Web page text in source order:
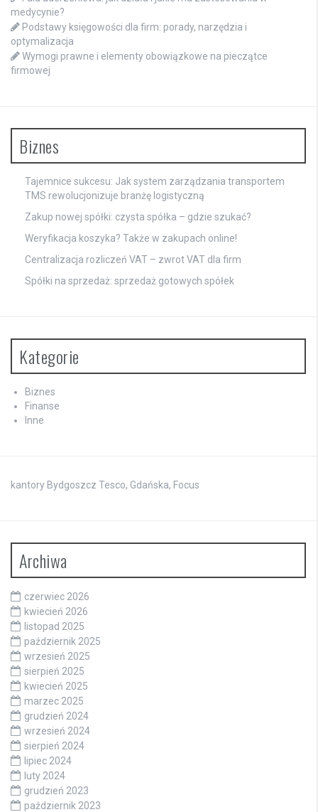
medycynie?
Podstawy księgowości dla firm: porady, narzędzia i
optymalizacja
Wymogi prawne i elementy obowiązkowe na pieczątce
firmowej
Biznes
Tajemnice sukcesu: Jak system zarządzania transportem
TMS rewolucjonizuje branżę logistyczną
Zakup nowej spółki: czysta spółka – gdzie szukać?
Weryfikacja koszyka? Także w zakupach online!
Centralizacja rozliczeń VAT – zwrot VAT dla firm
Spółki na sprzedaż: sprzedaż gotowych spółek
Kategorie
Biznes
Finanse
Inne
kantory Bydgoszcz Tesco, Gdańska, Focus
Archiwa
czerwiec 2026
kwiecień 2026
listopad 2025
październik 2025
wrzesień 2025
sierpień 2025
kwiecień 2025
marzec 2025
grudzień 2024
wrzesień 2024
sierpień 2024
lipiec 2024
luty 2024
grudzień 2023
październik 2023